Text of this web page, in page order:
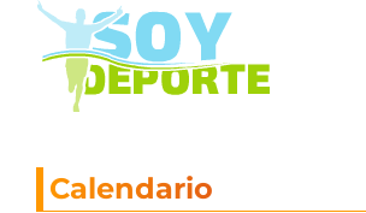
Calendario